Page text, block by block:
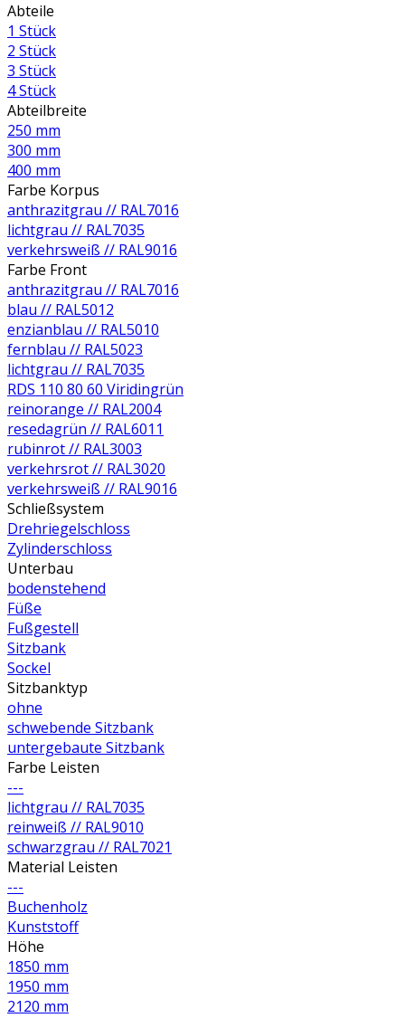
Abteile
1 Stück
2 Stück
3 Stück
4 Stück
Abteilbreite
250 mm
300 mm
400 mm
Farbe Korpus
anthrazitgrau // RAL7016
lichtgrau // RAL7035
verkehrsweiß // RAL9016
Farbe Front
anthrazitgrau // RAL7016
blau // RAL5012
enzianblau // RAL5010
fernblau // RAL5023
lichtgrau // RAL7035
RDS 110 80 60 Viridingrün
reinorange // RAL2004
resedagrün // RAL6011
rubinrot // RAL3003
verkehrsrot // RAL3020
verkehrsweiß // RAL9016
Schließsystem
Drehriegelschloss
Zylinderschloss
Unterbau
bodenstehend
Füße
Fußgestell
Sitzbank
Sockel
Sitzbanktyp
ohne
schwebende Sitzbank
untergebaute Sitzbank
Farbe Leisten
---
lichtgrau // RAL7035
reinweiß // RAL9010
schwarzgrau // RAL7021
Material Leisten
---
Buchenholz
Kunststoff
Höhe
1850 mm
1950 mm
2120 mm